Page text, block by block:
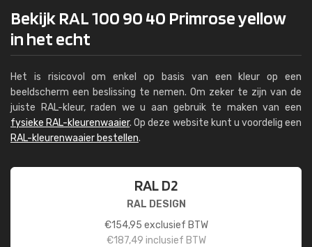
Bekijk RAL 100 90 40 Primrose yellow
in het echt
Het is risicovol om enkel op basis van een kleur op een
beeldscherm een beslissing te nemen. Om zeker te zijn van de
juiste RAL-kleur, raden we u aan gebruik te maken van een
fysieke RAL-kleurenwaaier. Op deze website kunt u voordelig een
RAL-kleurenwaaier bestellen.
RAL D2
RAL DESIGN
€154,95 exclusief BTW
€187,49 inclusief BTW